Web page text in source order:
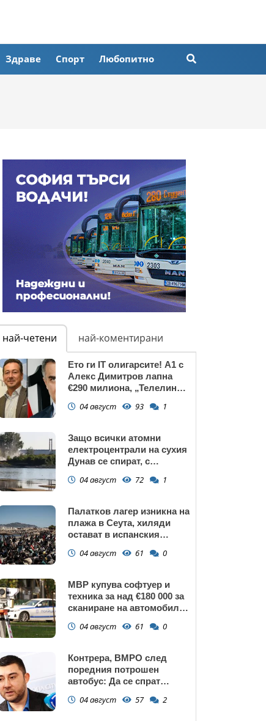
Здраве Спорт Любопитно
най-четени най-коментирани
Ето ги IT олигарсите! А1 с
Алекс Димитров лапна
€290 милиона, „Телелинк”
млн. евро БЕЗ
04 август 93 1
Защо всички атомни
електроцентрали на сухия
Дунав се спират, с
"Козлодуй"?
04 август 72 1
Палатков лагер изникна на
плажа в Сеута, хиляди
остават в испанския
04 август 61 0
МВР купува софтуер и
техника за над €180 000 за
сканиране на автомобили
04 август 61 0
Контрера, ВМРО след
поредния потрошен
автобус: Да се спрат
махали и гета в София!
04 август 57 2